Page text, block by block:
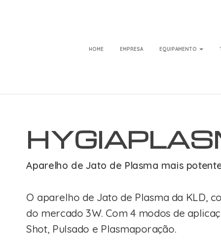
KLD
HOME EMPRESA EQUIPAMENTO
Aparelho de Jato de Plasma mais
O aparelho de Jato de Plasma da KLD,
do mercado 3W. Com 4 modos de
Shot, Pulsado e Plasmaporação.